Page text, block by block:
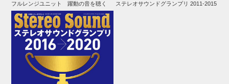
フルレンジユニット 躍動の音を聴く ステレオサウンドグランプリ 2011-2015